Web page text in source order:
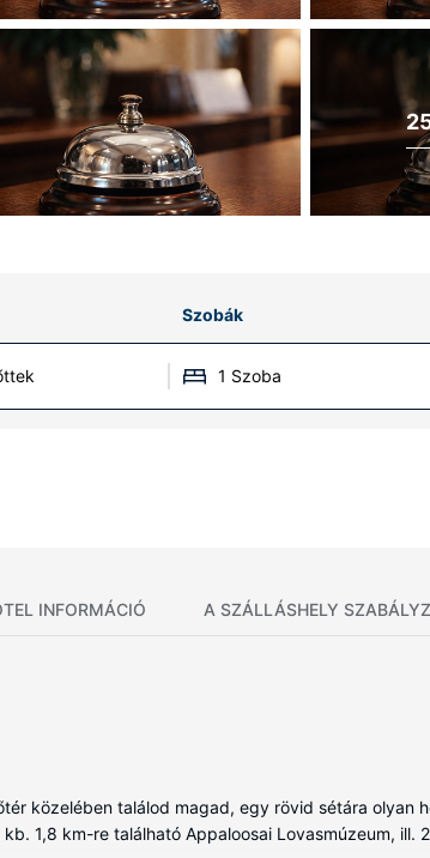
Szobák
1 Szoba
INFORMÁCIÓ A SZÁLLÁSHELY
közelében találod magad, egy rövid sétára olyan
1,8 km-re található Appaloosai Lovasmúzeum, ill.